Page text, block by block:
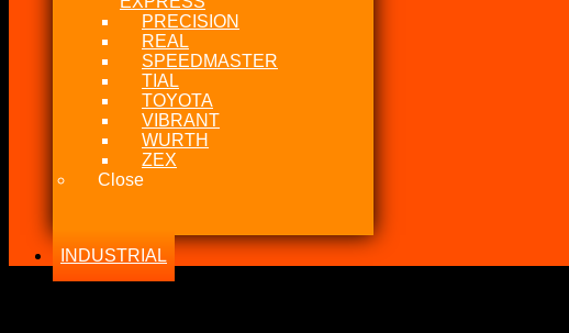
PRECISION
REAL
SPEEDMASTER
TIAL
TOYOTA
VIBRANT
WURTH
ZEX
Close
INDUSTRIAL